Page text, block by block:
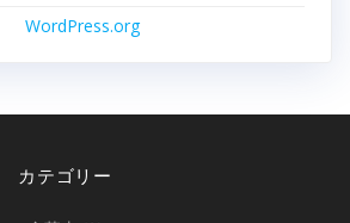
WordPress.org
カテゴリー